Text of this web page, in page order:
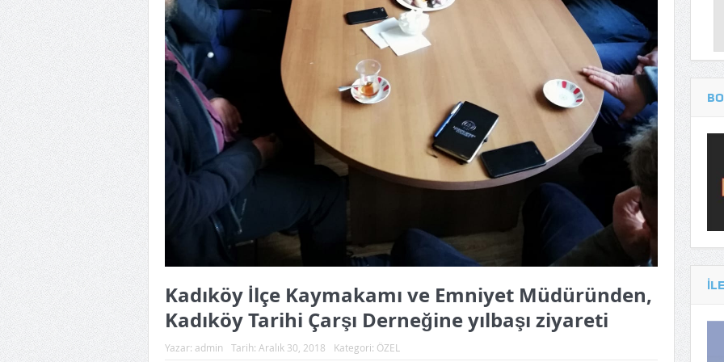
Kadıköy İlçe Kaymakamı ve Emniyet Müdüründen,
Kadıköy Tarihi Çarşı Derneğine yılbaşı ziyareti
Yazar: admin Tarih: Aralık 30, 2018 Kategori: ÖZEL